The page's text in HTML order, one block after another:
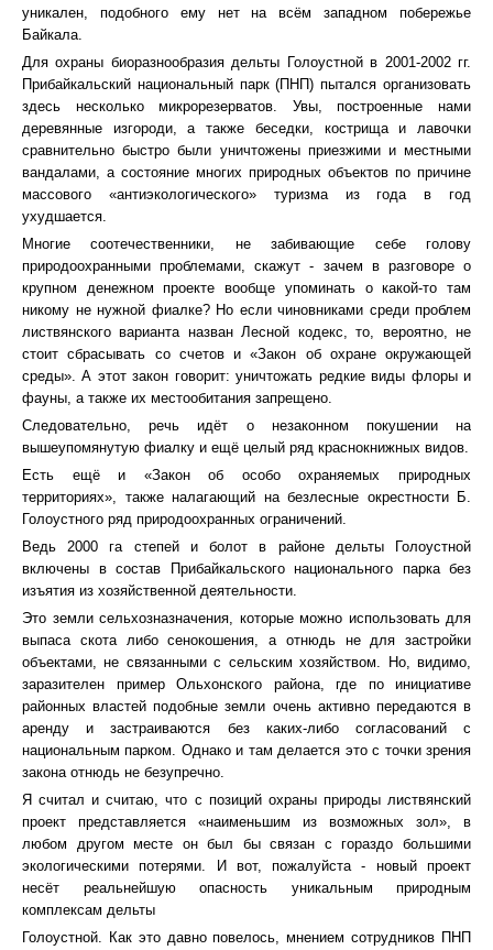
уникален, подобного ему нет на всём западном побережье
Байкала.
Для охраны биоразнообразия дельты Голоустной в 2001-2002 гг.
Прибайкальский национальный парк (ПНП) пытался организовать
здесь несколько микрорезерватов. Увы, построенные нами
деревянные изгороди, а также беседки, кострища и лавочки
сравнительно быстро были уничтожены приезжими и местными
вандалами, а состояние многих природных объектов по причине
массового «антиэкологического» туризма из года в год
ухудшается.
Многие соотечественники, не забивающие себе голову
природоохранными проблемами, скажут - зачем в разговоре о
крупном денежном проекте вообще упоминать о какой-то там
никому не нужной фиалке? Но если чиновниками среди проблем
листвянского варианта назван Лесной кодекс, то, вероятно, не
стоит сбрасывать со счетов и «Закон об охране окружающей
среды». А этот закон говорит: уничтожать редкие виды флоры и
фауны, а также их местообитания запрещено.
Следовательно, речь идёт о незаконном покушении на
вышеупомянутую фиалку и ещё целый ряд краснокнижных видов.
Есть ещё и «Закон об особо охраняемых природных
территориях», также налагающий на безлесные окрестности Б.
Голоустного ряд природоохранных ограничений.
Ведь 2000 га степей и болот в районе дельты Голоустной
включены в состав Прибайкальского национального парка без
изъятия из хозяйственной деятельности.
Это земли сельхозназначения, которые можно использовать для
выпаса скота либо сенокошения, а отнюдь не для застройки
объектами, не связанными с сельским хозяйством. Но, видимо,
заразителен пример Ольхонского района, где по инициативе
районных властей подобные земли очень активно передаются в
аренду и застраиваются без каких-либо согласований с
национальным парком. Однако и там делается это с точки зрения
закона отнюдь не безупречно.
Я считал и считаю, что с позиций охраны природы листвянский
проект представляется «наименьшим из возможных зол», в
любом другом месте он был бы связан с гораздо большими
экологическими потерями. И вот, пожалуйста - новый проект
несёт реальнейшую опасность уникальным природным
комплексам дельты
Голоустной. Как это давно повелось, мнением сотрудников ПНП